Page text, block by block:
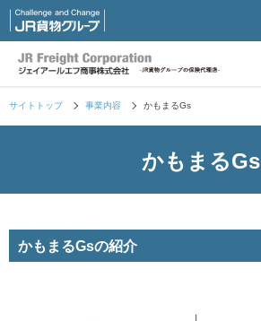
サイトトップ 事業内容 かもまるGs
かもまるGs
かもまるGsの紹介